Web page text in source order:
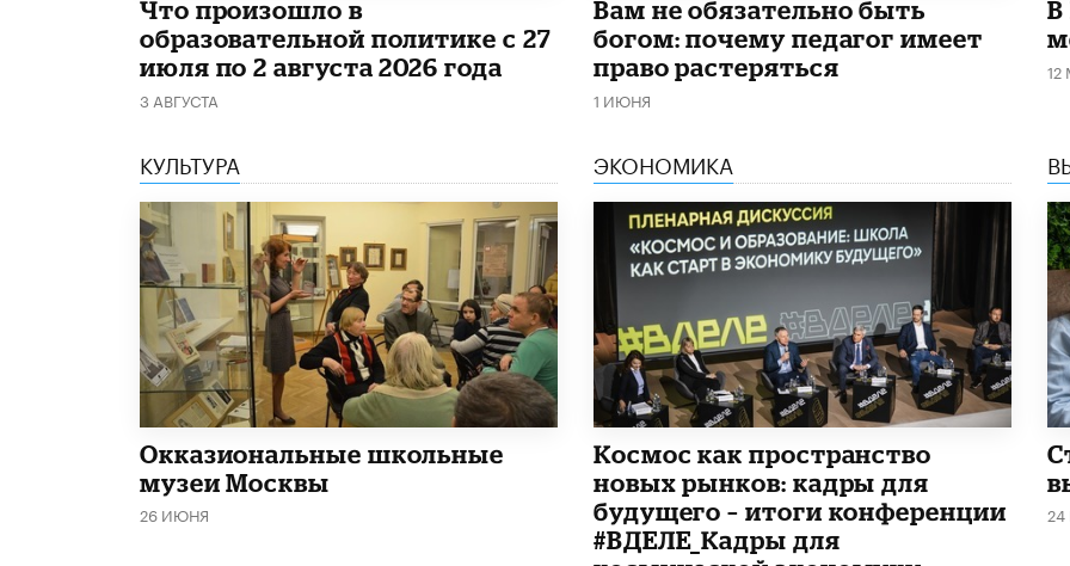
​Что произошло в
образовательной политике с 27
июля по 2 августа 2026 года
3 АВГУСТА
​Вам не обязательно быть
богом: почему педагог имеет
право растеряться
1 ИЮНЯ
В
12
КУЛЬТУРА
​Окказиональные школьные
музеи Москвы
26 ИЮНЯ
ЭКОНОМИКА
Космос как пространство
новых рынков: кадры для
будущего – итоги конференции
#ВДЕЛЕ_Кадры для